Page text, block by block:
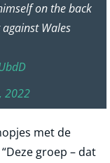
on the back
Wales
2022
met de
groep – dat